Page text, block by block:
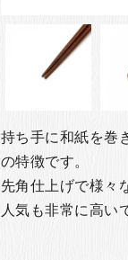
持ち手に和紙を巻
の特徴です。
先角仕上げで様々
人気も非常に高い